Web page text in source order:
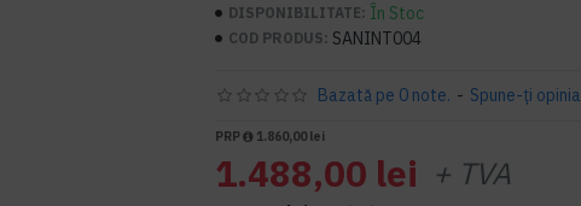
DISPONIBILITATE: În Stoc
COD PRODUS: SANINT004
Bazată pe 0 note. - Spune-ţi opinia
PRP 1.860,00 lei
1.488,00 lei + TVA